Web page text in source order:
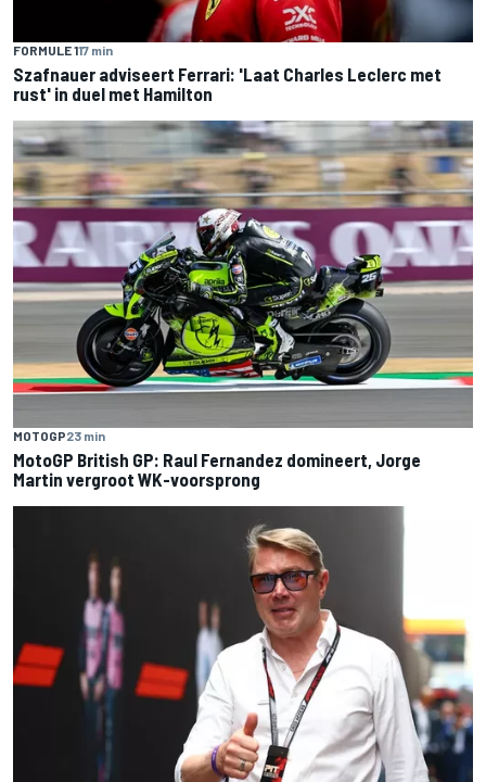
FORMULE 117 min
Szafnauer adviseert Ferrari: 'Laat Charles Leclerc met
rust' in duel met Hamilton
MOTOGP23 min
MotoGP British GP: Raul Fernandez domineert, Jorge
Martin vergroot WK-voorsprong